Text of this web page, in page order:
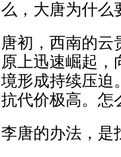
么，大唐为什么
唐初，西南的云
原上迅速崛起，
境形成持续压迫
抗代价极高。怎
李唐的办法，是